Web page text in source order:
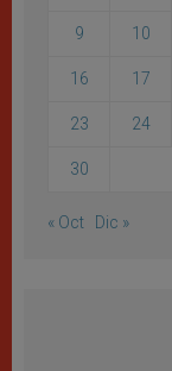
9 10
16 17
23 24
30
« Oct Dic »